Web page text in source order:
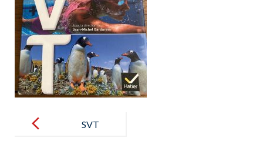
navigation
SVT